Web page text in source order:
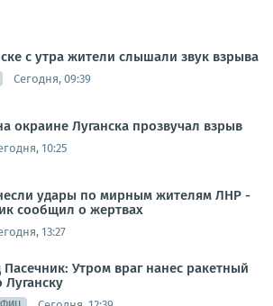
с утра жители слышали звук взрыва
Сегодня, 09:39
окраине Луганска прозвучал взрыв
10:25
удары по мирным жителям ЛНР -
сообщил о жертвах
13:27
Утром враг нанес ракетный
Луганску